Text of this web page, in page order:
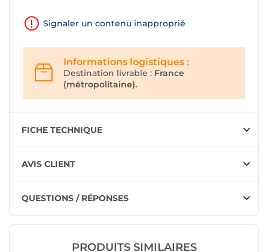
Signaler un contenu inapproprié
Informations logistiques :
Destination livrable : France
(métropolitaine).
FICHE TECHNIQUE
AVIS CLIENT
QUESTIONS / RÉPONSES
PRODUITS SIMILAIRES